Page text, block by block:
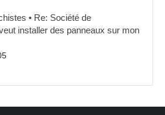
• Re: Société de
installer des panneaux sur mon